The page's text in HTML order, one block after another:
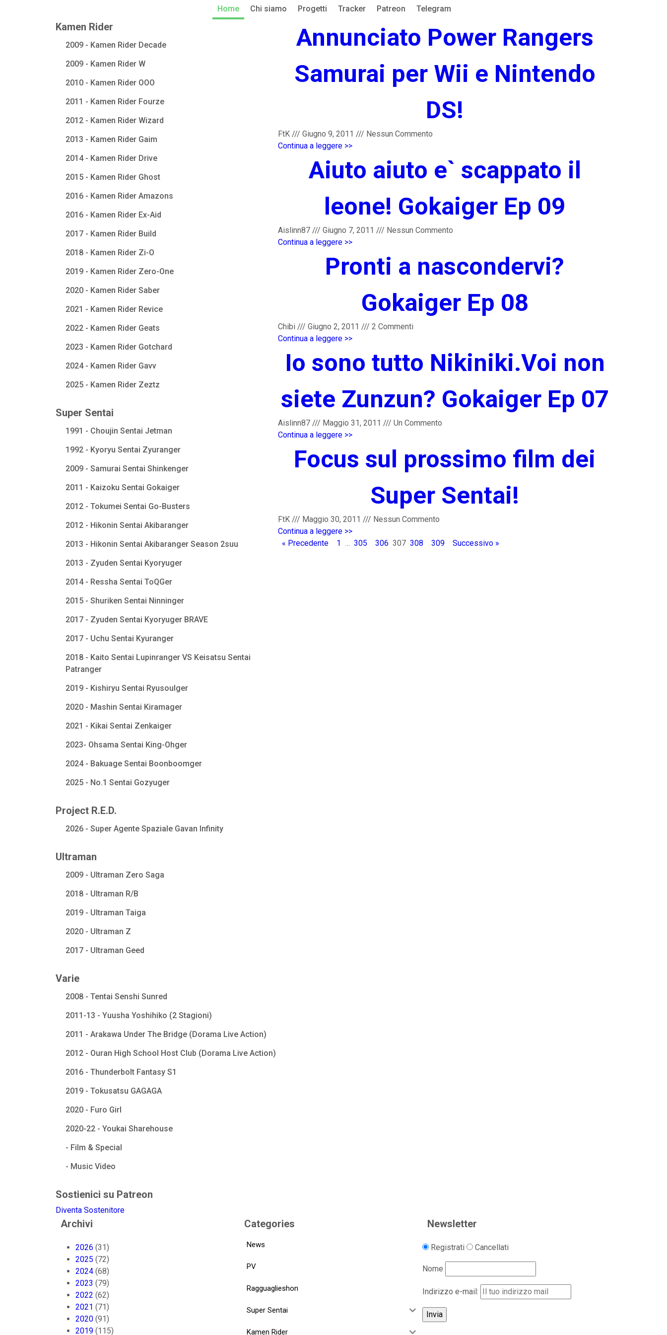
Home Chi siamo Progetti Tracker Patreon Telegram
Kamen Rider
2009 - Kamen Rider Decade
2009 - Kamen Rider W
2010 - Kamen Rider OOO
2011 - Kamen Rider Fourze
2012 - Kamen Rider Wizard
2013 - Kamen Rider Gaim
2014 - Kamen Rider Drive
2015 - Kamen Rider Ghost
2016 - Kamen Rider Amazons
2016 - Kamen Rider Ex-Aid
2017 - Kamen Rider Build
2018 - Kamen Rider Zi-O
2019 - Kamen Rider Zero-One
2020 - Kamen Rider Saber
2021 - Kamen Rider Revice
2022 - Kamen Rider Geats
2023 - Kamen Rider Gotchard
2024 - Kamen Rider Gavv
2025 - Kamen Rider Zeztz
Super Sentai
1991 - Choujin Sentai Jetman
1992 - Kyoryu Sentai Zyuranger
2009 - Samurai Sentai Shinkenger
2011 - Kaizoku Sentai Gokaiger
2012 - Tokumei Sentai Go-Busters
2012 - Hikonin Sentai Akibaranger
2013 - Hikonin Sentai Akibaranger Season 2suu
2013 - Zyuden Sentai Kyoryuger
2014 - Ressha Sentai ToQGer
2015 - Shuriken Sentai Ninninger
2017 - Zyuden Sentai Kyoryuger BRAVE
2017 - Uchu Sentai Kyuranger
2018 - Kaito Sentai Lupinranger VS Keisatsu Sentai
Patranger
2019 - Kishiryu Sentai Ryusoulger
2020 - Mashin Sentai Kiramager
2021 - Kikai Sentai Zenkaiger
2023- Ohsama Sentai King-Ohger
2024 - Bakuage Sentai Boonboomger
2025 - No.1 Sentai Gozyuger
Project R.E.D.
2026 - Super Agente Spaziale Gavan Infinity
Ultraman
2009 - Ultraman Zero Saga
2018 - Ultraman R/B
2019 - Ultraman Taiga
2020 - Ultraman Z
2017 - Ultraman Geed
Varie
2008 - Tentai Senshi Sunred
2011-13 - Yuusha Yoshihiko (2 Stagioni)
2011 - Arakawa Under The Bridge (Dorama Live Action)
2012 - Ouran High School Host Club (Dorama Live Action)
2016 - Thunderbolt Fantasy S1
2019 - Tokusatsu GAGAGA
2020 - Furo Girl
2020-22 - Youkai Sharehouse
- Film & Special
- Music Video
Sostienici su Patreon
Diventa Sostenitore
Annunciato Power Rangers
Samurai per Wii e Nintendo
DS!
FtK /// Giugno 9, 2011 /// Nessun Commento
Continua a leggere >>
Aiuto aiuto e` scappato il
leone! Gokaiger Ep 09
Aislinn87 /// Giugno 7, 2011 /// Nessun Commento
Continua a leggere >>
Pronti a nascondervi?
Gokaiger Ep 08
Chibi /// Giugno 2, 2011 /// 2 Commenti
Continua a leggere >>
Io sono tutto Nikiniki.Voi non
siete Zunzun? Gokaiger Ep 07
Aislinn87 /// Maggio 31, 2011 /// Un Commento
Continua a leggere >>
Focus sul prossimo film dei
Super Sentai!
FtK /// Maggio 30, 2011 /// Nessun Commento
Continua a leggere >>
« Precedente
1 … 305 306 307 308 309 Successivo »
Archivi
2026 (31)
2025 (72)
2024 (68)
2023 (79)
2022 (62)
2021 (71)
2020 (91)
2019 (115)
Categories
News
PV
Ragguaglieshon
Super Sentai
Kamen Rider
Newsletter
Registrati Cancellati
Nome
Indirizzo e-mail: